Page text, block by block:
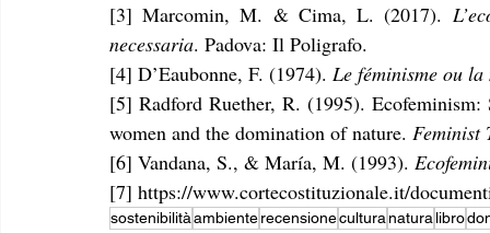
[3] Marcomin, M. & Cima, L. (2017).
necessaria. Padova: Il Poligrafo.
[4] D’Eaubonne, F. (1974). Le féminisme ou la
[5] Radford Ruether, R. (1995).
women and the domination of nature. Feminist
[6] Vandana, S., & María, M. (1993).
[7] https://www.cortecostituzionale.it/
sostenibilitàambienterecensioneculturanatura libro